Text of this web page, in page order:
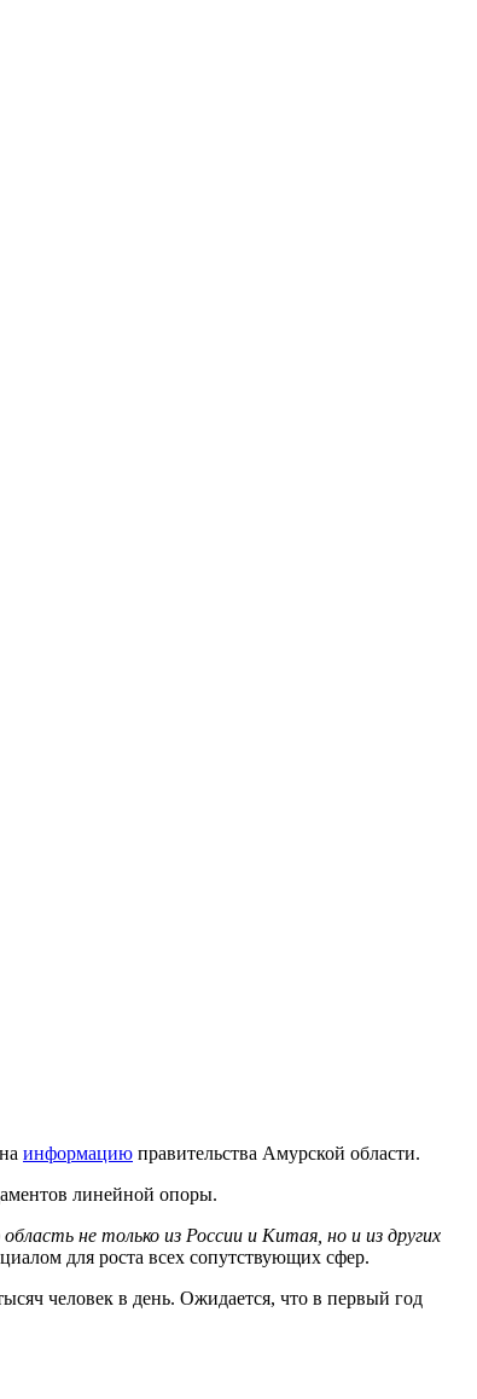
информацию правительства Амурской области.
линейной опоры.
не только из России и Китая, но и из других
для роста всех сопутствующих сфер.
человек в день. Ожидается, что в первый год